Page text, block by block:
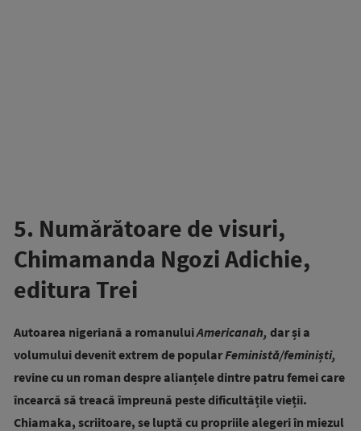
5. Numărătoare de visuri,
Chimamanda Ngozi Adichie,
editura Trei
Autoarea nigeriană a romanuluiAmericanah, dar și a
volumului devenit extrem de popularFeministă/feminiști,
revine cu un roman despre alianțele dintre patru femei care
încearcă să treacă împreună peste dificultățile vieții.
Chiamaka, scriitoare, se luptă cu propriile alegeri în miezul